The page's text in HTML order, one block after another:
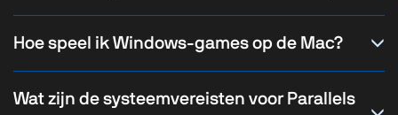
Hoe speel ik Windows-games op de Mac?
Wat zijn de systeemvereisten voor Parallels